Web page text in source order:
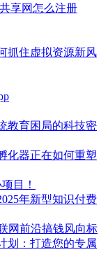
享网怎么注册
抓住虚拟资源新风
教育困局的科技密
化器正在如何重塑
目！
年新型知识付费
网前沿搞钱风向标
划：打造您的专属